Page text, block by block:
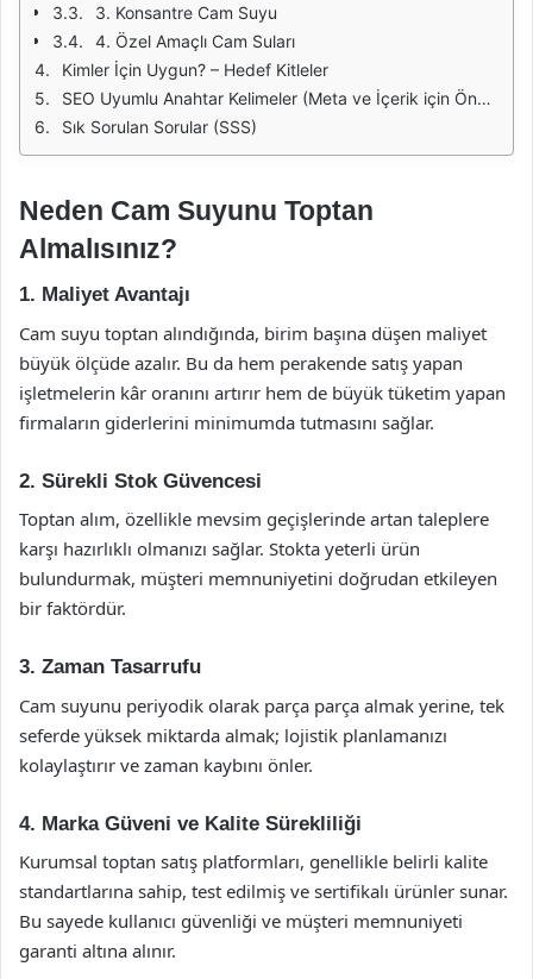
3. Konsantre Cam Suyu
4. Özel Amaçlı Cam Suları
Kimler İçin Uygun? – Hedef Kitleler
SEO Uyumlu Anahtar Kelimeler (Meta ve İçerik için Öneriler)
Sık Sorulan Sorular (SSS)
Neden Cam Suyunu Toptan
Almalısınız?
1. Maliyet Avantajı
Cam suyu toptan alındığında, birim başına düşen maliyet
büyük ölçüde azalır. Bu da hem perakende satış yapan
işletmelerin kâr oranını artırır hem de büyük tüketim yapan
firmaların giderlerini minimumda tutmasını sağlar.
2. Sürekli Stok Güvencesi
Toptan alım, özellikle mevsim geçişlerinde artan taleplere
karşı hazırlıklı olmanızı sağlar. Stokta yeterli ürün
bulundurmak, müşteri memnuniyetini doğrudan etkileyen
bir faktördür.
3. Zaman Tasarrufu
Cam suyunu periyodik olarak parça parça almak yerine, tek
seferde yüksek miktarda almak; lojistik planlamanızı
kolaylaştırır ve zaman kaybını önler.
4. Marka Güveni ve Kalite Sürekliliği
Kurumsal toptan satış platformları, genellikle belirli kalite
standartlarına sahip, test edilmiş ve sertifikalı ürünler sunar.
Bu sayede kullanıcı güvenliği ve müşteri memnuniyeti
garanti altına alınır.